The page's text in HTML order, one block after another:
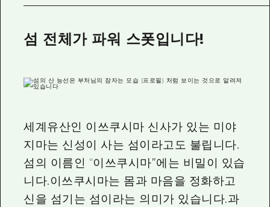
섬 전체가 파워 스폿입니다!
세계유산인 이쓰쿠시마 신사가 있는 미야
지마는 신성이 사는 섬이라고도 불립니다.
섬의 이름인 “이쓰쿠시마”에는 비밀이 있습
니다.이쓰쿠시마는 몸과 마음을 정화하고
신을 섬기는 섬이라는 의미가 있습니다.과